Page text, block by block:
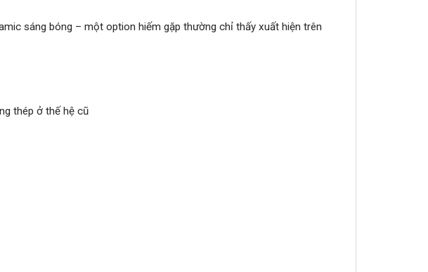
sáng bóng – một option hiếm gặp thường chỉ thấy xuất hiện trên
thép ở thế hệ cũ